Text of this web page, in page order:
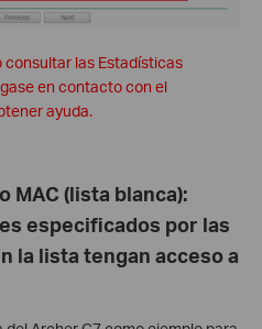
consultar las Estadísticas
en contacto con el
ayuda.
MAC (lista blanca):
especificados por las
la lista tengan acceso a